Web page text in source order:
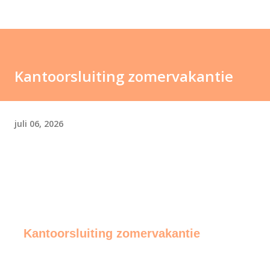
Kantoorsluiting zomervakantie
juli 06, 2026
Kantoorsluiting zomervakantie